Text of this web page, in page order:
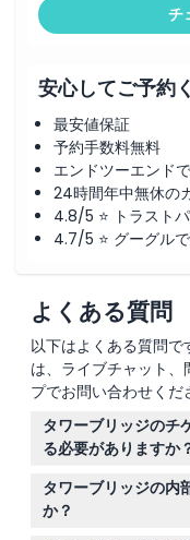
チ
安心してご予約
最安値保証
予約手数料無料
エンドツーエンド
24時間年中無休の
4.8/5 ⭐ トラスト
4.7/5 ⭐ グーグル
よくある質問
以下はよくある質問
は、ライブチャット
プでお問い合わせくだ
タワーブリッジのチ
る必要がありますか
事前予約は必須では
時間を避けるために
ットをオンラインで
タワーブリッジの内
か？